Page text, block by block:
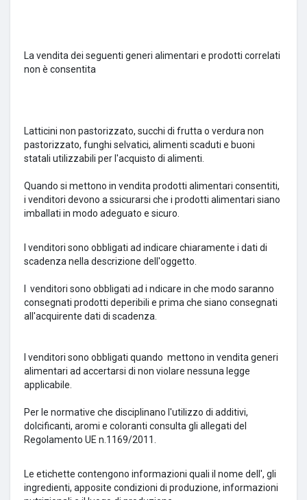
La vendita dei seguenti generi alimentari e prodotti correlati
non è consentita
Latticini non pastorizzato, succhi di frutta o verdura non
pastorizzato, funghi selvatici, alimenti scaduti e buoni
statali utilizzabili per l'acquisto di alimenti.
Quando si mettono in vendita prodotti alimentari consentiti,
i venditori devono a ssicurarsi che i prodotti alimentari siano
imballati in modo adeguato e sicuro.
I venditori sono obbligati ad indicare chiaramente i dati di
scadenza nella descrizione dell'oggetto.
I venditori sono obbligati ad i ndicare in che modo saranno
consegnati prodotti deperibili e prima che siano consegnati
all'acquirente dati di scadenza.
I venditori sono obbligati quando mettono in vendita generi
alimentari ad accertarsi di non violare nessuna legge
applicabile.
Per le normative che disciplinano l'utilizzo di additivi,
dolcificanti, aromi e coloranti consulta gli allegati del
Regolamento UE n.1169/2011.
Le etichette contengono informazioni quali il nome dell', gli
ingredienti, apposite condizioni di produzione, informazioni